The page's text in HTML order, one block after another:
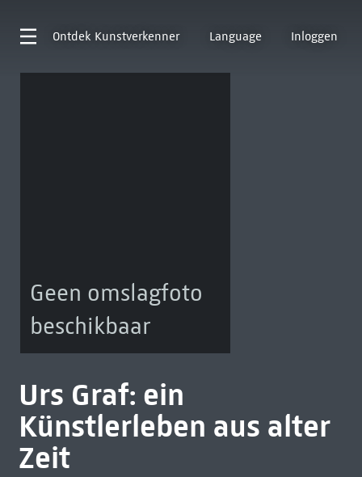
Ontdek Kunstverkenner Language Inloggen
Geen omslagfoto
beschikbaar
Urs Graf: ein
Künstlerleben aus alter
Zeit